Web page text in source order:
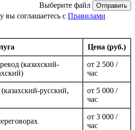
Выберите файл Отправить
вы соглашаетесь с Правилами
Цена (руб.)
(казахский-
от 2 500 /
час
русский,
от 5 000 /
час
от 3 000 /
час